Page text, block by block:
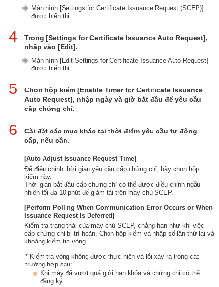
Màn hình [Settings for Certificate Issuance Request (SCEP)]
được hiển thị.
4
Trong [Settings for Certificate Issuance Auto Request],
nhấp vào [Edit].
Màn hình [Edit Settings for Certificate Issuance Auto Request]
được hiển thị.
5
Chọn hộp kiểm [Enable Timer for Certificate Issuance
Auto Request], nhập ngày và giờ bắt đầu để yêu cầu
cấp chứng chỉ.
6
Cài đặt các mục khác tại thời điểm yêu cầu tự động
cấp, nếu cần.
[Auto Adjust Issuance Request Time]
Để điều chỉnh thời gian yêu cầu cấp chứng chỉ, hãy chọn hộp
kiểm này.
Thời gian bắt đầu cấp chứng chỉ có thể được điều chỉnh ngẫu
nhiên tối đa 10 phút để giảm tải trên máy chủ SCEP.
[Perform Polling When Communication Error Occurs or When
Issuance Request Is Deferred]
Kiểm tra trạng thái của máy chủ SCEP, chẳng hạn như khi việc
cấp chứng chỉ bị trì hoãn. Chọn hộp kiểm và nhập số lần thử lại và
khoảng kiểm tra vòng.
* Kiểm tra vòng không được thực hiện và lỗi xảy ra trong các
trường hợp sau:
Khi máy đã vượt quá giới hạn khóa và chứng chỉ có thể
đăng ký